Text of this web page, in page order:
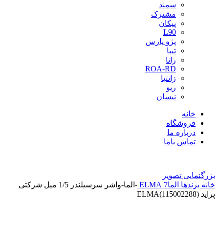
سمند
مشترک
پیکان
L90
پژو پارس
تیبا
رانا
ROA-RD
زانتیا
ریو
نیسان
خانه
فروشگاه
درباره ما
تماس باما
بزرگنمایی تصویر
خانه برندها الما7 ELMA
-الما-واشر سرسیلندر 1/5 میل شرکتی
پراید ELMA(115002288)